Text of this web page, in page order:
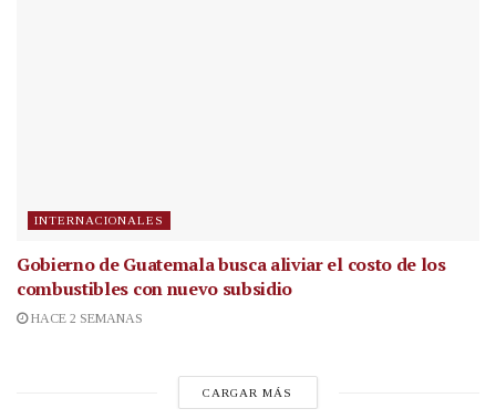
INTERNACIONALES
Gobierno de Guatemala busca aliviar el costo de los
combustibles con nuevo subsidio
HACE 2 SEMANAS
CARGAR MÁS